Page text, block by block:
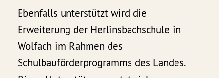
Ebenfalls unterstützt wird die
Erweiterung der Herlinsbachschule in
Wolfach im Rahmen des
Schulbauförderprogramms des Landes.